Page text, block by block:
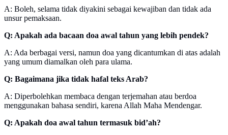
A: Boleh, selama tidak diyakini sebagai kewajiban dan tidak ada
unsur pemaksaan.
Q: Apakah ada bacaan doa awal tahun yang lebih pendek?
A: Ada berbagai versi, namun doa yang dicantumkan di atas adalah
yang umum diamalkan oleh para ulama.
Q: Bagaimana jika tidak hafal teks Arab?
A: Diperbolehkan membaca dengan terjemahan atau berdoa
menggunakan bahasa sendiri, karena Allah Maha Mendengar.
Q: Apakah doa awal tahun termasuk bid’ah?